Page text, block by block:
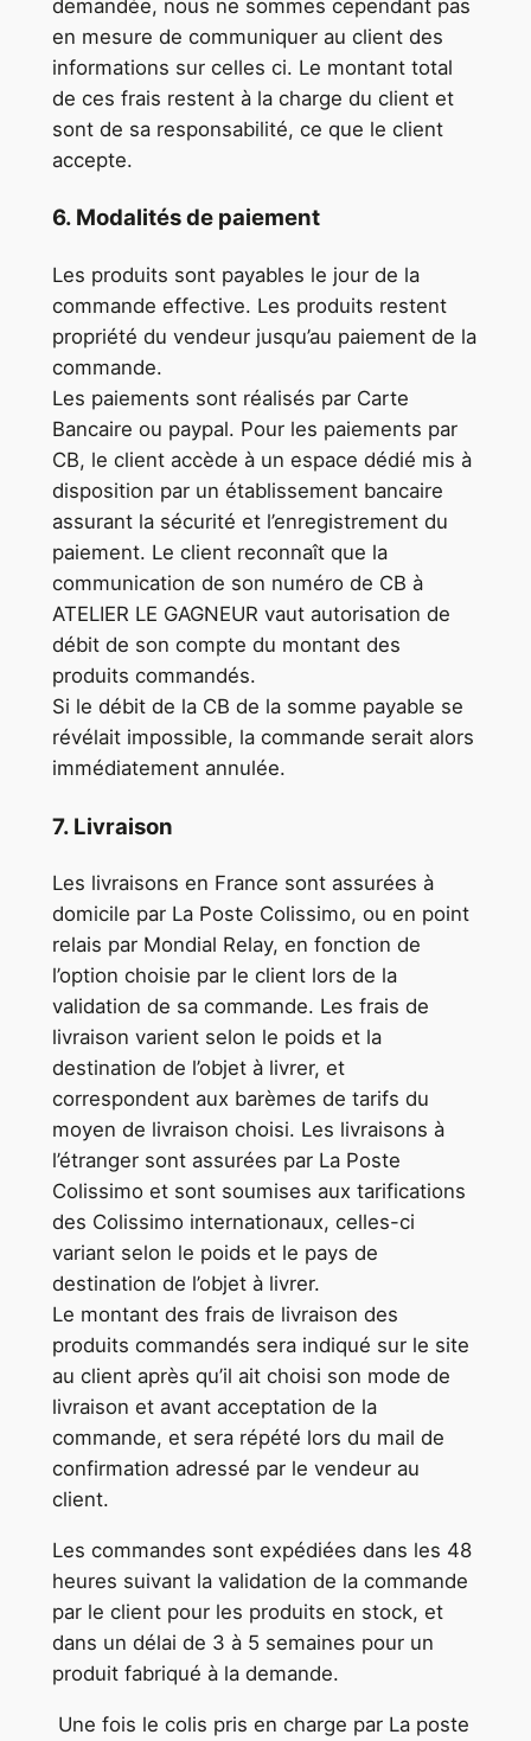
demandée, nous ne sommes cependant pas
en mesure de communiquer au client des
informations sur celles ci. Le montant total
de ces frais restent à la charge du client et
sont de sa responsabilité, ce que le client
accepte.
6. Modalités de paiement
Les produits sont payables le jour de la
commande effective. Les produits restent
propriété du vendeur jusqu’au paiement de la
commande.
Les paiements sont réalisés par Carte
Bancaire ou paypal. Pour les paiements par
CB, le client accède à un espace dédié mis à
disposition par un établissement bancaire
assurant la sécurité et l’enregistrement du
paiement. Le client reconnaît que la
communication de son numéro de CB à
ATELIER LE GAGNEUR vaut autorisation de
débit de son compte du montant des
produits commandés.
Si le débit de la CB de la somme payable se
révélait impossible, la commande serait alors
immédiatement annulée.
7. Livraison
Les livraisons en France sont assurées à
domicile par La Poste Colissimo, ou en point
relais par Mondial Relay, en fonction de
l’option choisie par le client lors de la
validation de sa commande. Les frais de
livraison varient selon le poids et la
destination de l’objet à livrer, et
correspondent aux barèmes de tarifs du
moyen de livraison choisi. Les livraisons à
l’étranger sont assurées par La Poste
Colissimo et sont soumises aux tarifications
des Colissimo internationaux, celles-ci
variant selon le poids et le pays de
destination de l’objet à livrer.
Le montant des frais de livraison des
produits commandés sera indiqué sur le site
au client après qu’il ait choisi son mode de
livraison et avant acceptation de la
commande, et sera répété lors du mail de
confirmation adressé par le vendeur au
client.
Les commandes sont expédiées dans les 48
heures suivant la validation de la commande
par le client pour les produits en stock, et
dans un délai de 3 à 5 semaines pour un
produit fabriqué à la demande.
Une fois le colis pris en charge par La poste